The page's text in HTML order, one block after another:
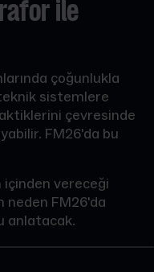
ile
çoğunlukla
sistemlere
çevresinde
FM26'da bu
vereceği
neden FM26'da
anlatacak.